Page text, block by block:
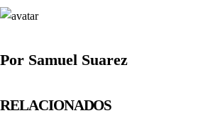
Por Samuel Suarez
RELACIONADOS